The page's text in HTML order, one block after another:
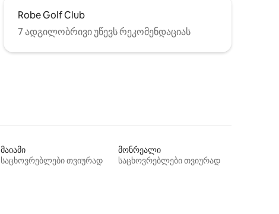
Robe Golf Club
7 ადგილობრივი უწევს რეკომენდაციას
მაიამი
საცხოვრებლები თვიურად
მონრეალი
საცხოვრებლები თვიურად